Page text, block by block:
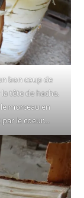
bon coup de
tête de hache,
morceau en
par le coeur…